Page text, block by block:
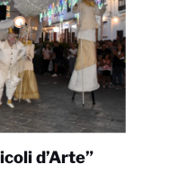
d’Arte”